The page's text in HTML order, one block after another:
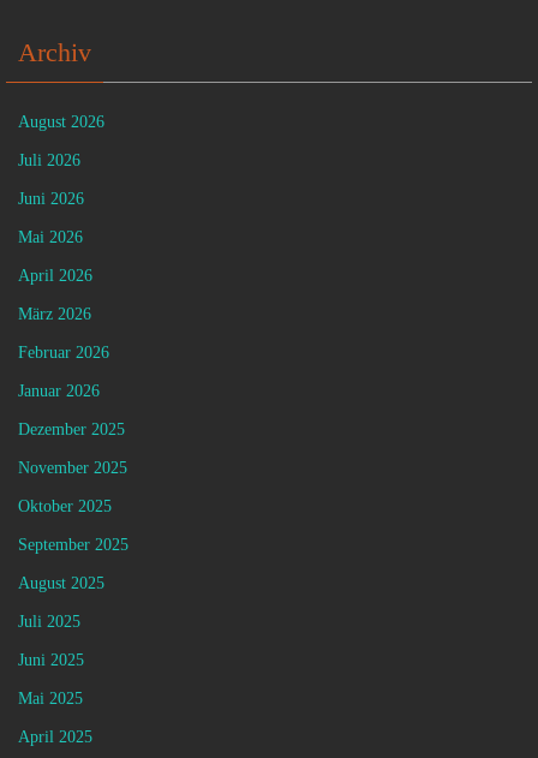
Archiv
August 2026
Juli 2026
Juni 2026
Mai 2026
April 2026
März 2026
Februar 2026
Januar 2026
Dezember 2025
November 2025
Oktober 2025
September 2025
August 2025
Juli 2025
Juni 2025
Mai 2025
April 2025